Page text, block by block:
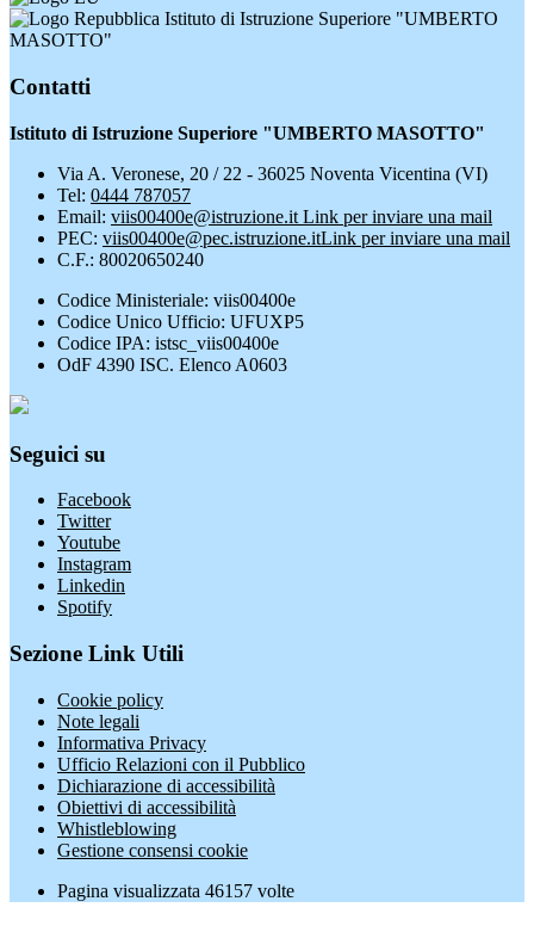
Istituto di Istruzione Superiore "UMBERTO
MASOTTO"
Contatti
Istituto di Istruzione Superiore "UMBERTO MASOTTO"
Via A. Veronese, 20 / 22 - 36025 Noventa Vicentina (VI)
Tel: 0444 787057
Email: viis00400e@istruzione.it Link per inviare una mail
PEC: viis00400e@pec.istruzione.itLink per inviare una mail
C.F.: 80020650240
Codice Ministeriale: viis00400e
Codice Unico Ufficio: UFUXP5
Codice IPA: istsc_viis00400e
OdF 4390 ISC. Elenco A0603
Seguici su
Facebook
Twitter
Youtube
Instagram
Linkedin
Spotify
Sezione Link Utili
Cookie policy
Note legali
Informativa Privacy
Ufficio Relazioni con il Pubblico
Dichiarazione di accessibilità
Obiettivi di accessibilità
Whistleblowing
Gestione consensi cookie
Pagina visualizzata 46157 volte